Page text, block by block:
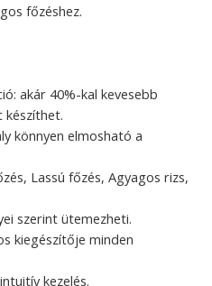
főzéshez.
akár 40%-kal kevesebb
könnyen elmosható a
Lassú főzés, Agyagos rizs,
szerint ütemezheti.
kiegészítője minden
kezelés.